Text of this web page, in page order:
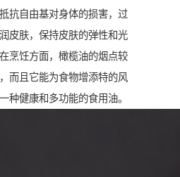
抗自由基对身体的损害，过
皮肤，保持皮肤的弹性和光
烹饪方面，橄榄油的烟点较
而且它能为食物增添特的风
种健康和多功能的食用油。